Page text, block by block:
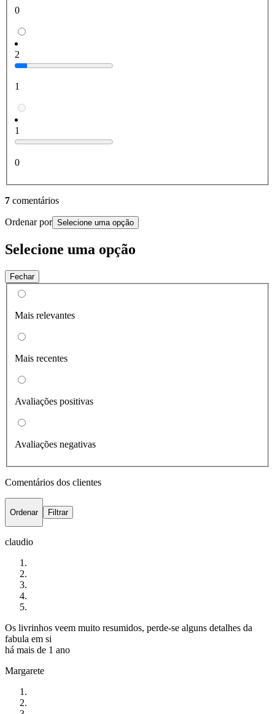
0
2
1
1
0
7 comentários
Ordenar por Selecione uma opção
Selecione uma opção
Fechar
Mais relevantes
Mais recentes
Avaliações positivas
Avaliações negativas
Comentários dos clientes
Ordenar Filtrar
claudio
Os livrinhos veem muito resumidos, perde-se alguns detalhes da
fabula em si
há mais de 1 ano
Margarete